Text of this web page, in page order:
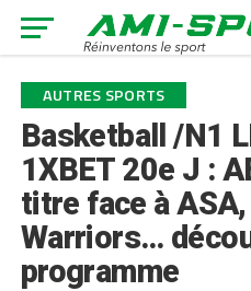
AUTRES SPORTS
Basketball /N1
1XBET 20e J :
titre face à
Warriors…
programme